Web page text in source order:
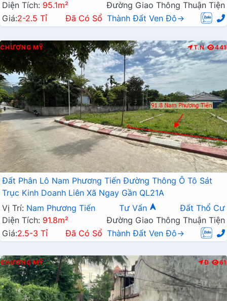
Diện Tích: 95.1m²
Đường Giao Thông Thuận Tiện
Giá:2-2.5 Tỉ Đã Có Sổ Thành Đất Ven Đô→
CHƯƠNG MỸ T.N 441
Đất Phân Lô Nam Phương Tiến Đường Thông Ô Tô Sát
Trục Kinh Doanh Liên Xã Ngay Gần QL21A
Vị Trí: Nam Phương Tiến Tư Vấn
Đất Thổ Cư
Diện Tích: 91.8m²
Đường Giao Thông Thuận Tiện
Giá:2.5-3 Tỉ Đã Có Sổ Thành Đất Ven Đô→
CHƯƠNG MỸ Đ 61